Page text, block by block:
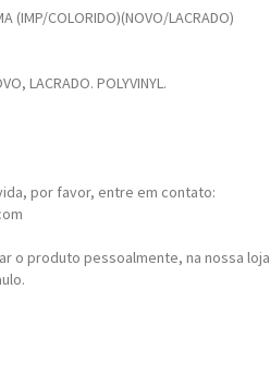
(IMP/COLORIDO)(NOVO/LACRADO)
LACRADO. POLYVINYL.
por favor, entre em contato:
o produto pessoalmente, na nossa loja